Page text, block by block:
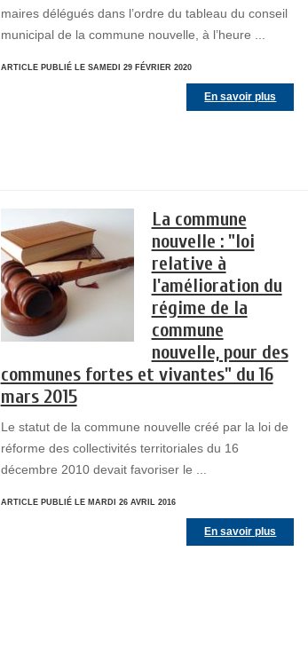
maires délégués dans l’ordre du tableau du conseil
municipal de la commune nouvelle, à l’heure ...
ARTICLE PUBLIÉ LE SAMEDI 29 FÉVRIER 2020
En savoir plus
La commune
nouvelle : "loi
relative à
l'amélioration du
régime de la
commune
nouvelle, pour des
communes fortes et vivantes" du 16
mars 2015
Le statut de la commune nouvelle créé par la loi de
réforme des collectivités territoriales du 16
décembre 2010 devait favoriser le ...
ARTICLE PUBLIÉ LE MARDI 26 AVRIL 2016
En savoir plus